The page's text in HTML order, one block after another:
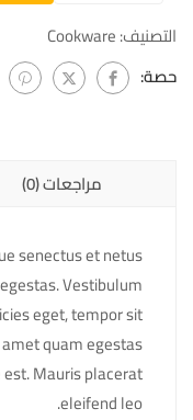
التصنيف:Cookware
حصة:
مراجعات (0)
senectus et netus
Vestibulum
eget, tempor sit
quam egestas
Mauris placerat
eleifend leo.